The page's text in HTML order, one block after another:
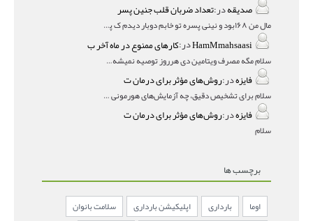
صدیقهدر:تعداد ضربان قلب جنین پسر
مال من ۱۶۸بود و نینی پسره تو خابم دوبار دیدم ک پسره
HamMmahsaasiدر:کارهای ممنوع در ماه آخر ب
سلام مگه مصرف ویتامین دی هرروز توصیه نمیشه؟درمقاله میگه
فایزهدر:روش‌های مؤثر برای درمان ت
سلام برای تشخیص دقیق، چه آزمایش‌های هورمونی و چه سونوگر
فایزهدر:روش‌های مؤثر برای درمان ت
سلام
برچسب ها
اوما بارداری اپلیکیشن بارداری
سلامت بانوان